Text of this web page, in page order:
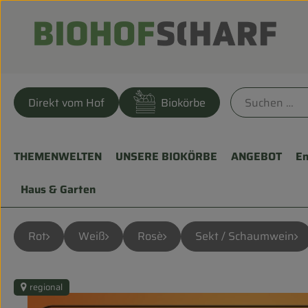
Direkt vom Hof Biokörbe
THEMENWELTEN UNSERE BIOKÖRBE ANGEBOT
Haus & Garten
Rot Weiß Rosè Sekt / Schaumwein
regional